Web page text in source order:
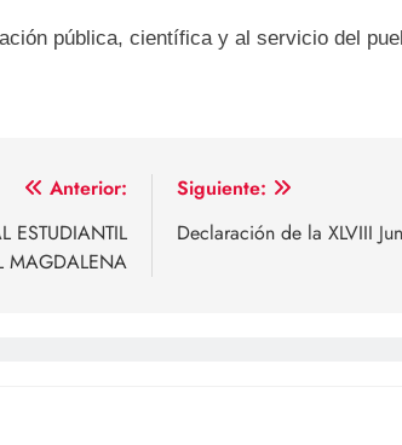
pública, científica y al servicio del
Anterior:
ESTUDIANTIL
MAGDALENA
Siguiente:
Declaración de la XLVIII